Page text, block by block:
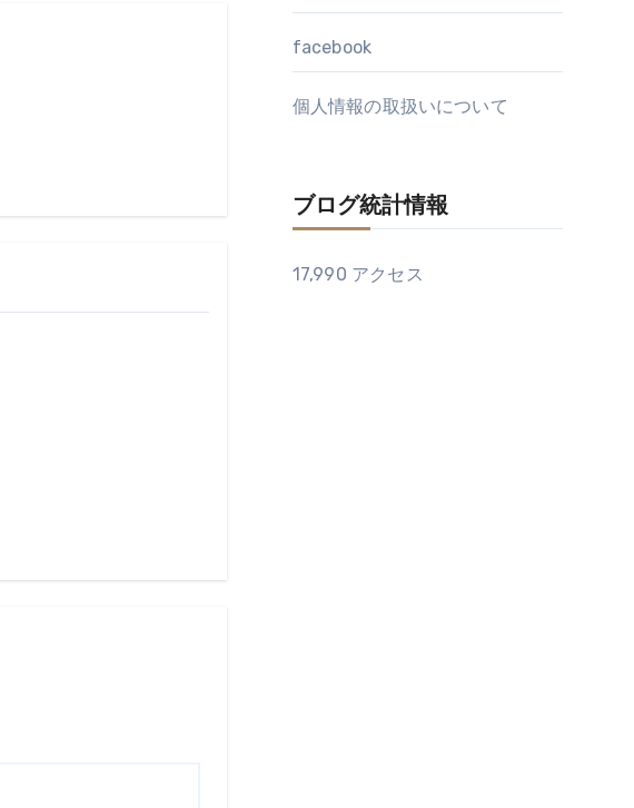
facebook
個人情報の取扱いについて
ブログ統計情報
17,990 アクセス